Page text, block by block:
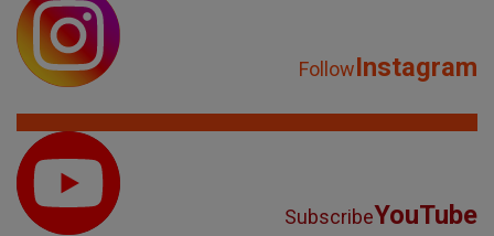
FollowInstagram
SubscribeYouTube